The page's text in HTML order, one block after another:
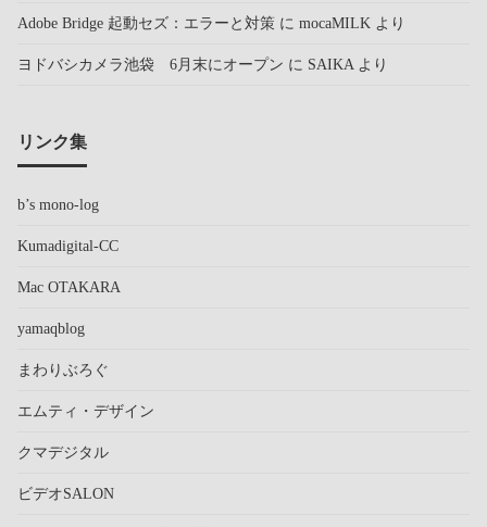
Adobe Bridge 起動セズ：エラーと対策 に mocaMILK より
ヨドバシカメラ池袋 6月末にオープン に SAIKA より
リンク集
b’s mono-log
Kumadigital-CC
Mac OTAKARA
yamaqblog
まわりぶろぐ
エムティ・デザイン
クマデジタル
ビデオSALON